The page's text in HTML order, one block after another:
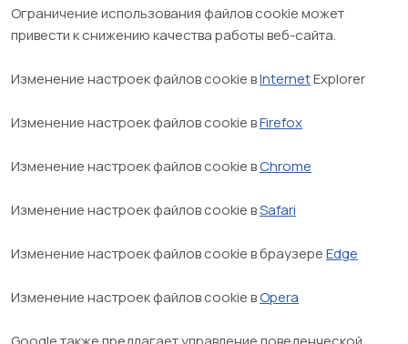
Ограничение использования файлов cookie может
привести к снижению качества работы веб-сайта.
Изменение настроек файлов cookie вInternetExplorer
Изменение настроек файлов cookie вFirefox
Изменение настроек файлов cookie вChrome
Изменение настроек файлов cookie вSafari
Изменение настроек файлов cookie в браузереEdge
Изменение настроек файлов cookie вOpera